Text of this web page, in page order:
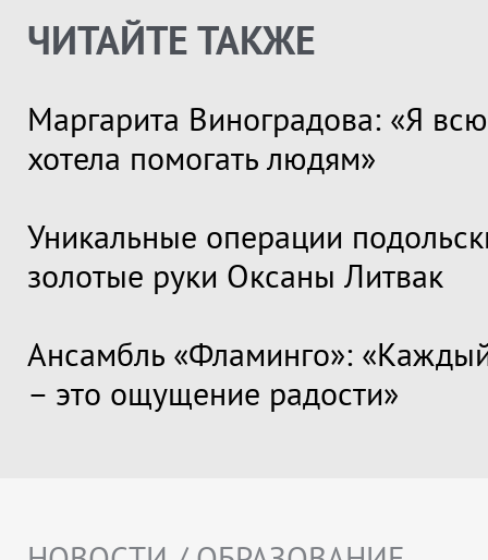
ЧИТАЙТЕ ТАКЖЕ
Маргарита Виноградова: «Я
хотела помогать людям»
Уникальные операции
золотые руки Оксаны Литвак
Ансамбль «Фламинго»:
– это ощущение радости»